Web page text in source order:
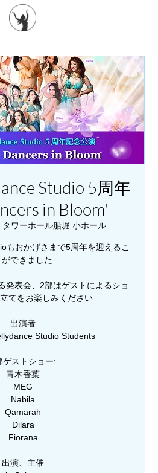
Studio 5周年
in Bloom'
タワーホール船堀 小ホール
もおかげさまで5周年を迎えるこ
ができました
発表会、2部はゲストによるショ
てをお楽しみください
出演者
Studio Students
ゲストショー:
青木香葉
MEG
Nabila
Qamarah
Dilara
Fiorana
出演、主催